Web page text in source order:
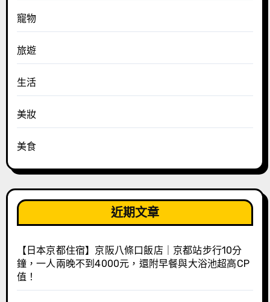
寵物
旅遊
生活
美妝
美食
近期文章
【日本京都住宿】京阪八條口飯店｜京都站步行10分
鐘，一人兩晚不到4000元，還附早餐與大浴池超高CP
值！